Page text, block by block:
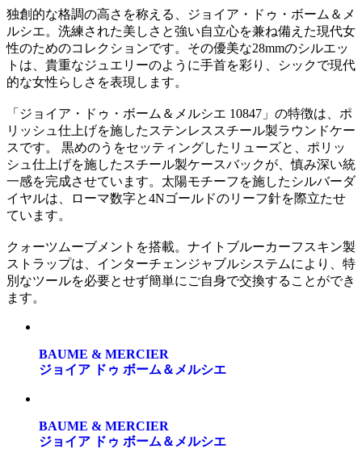
独創的な格調の高さを称える、ジョイア・ドゥ・ボーム＆メ
ルシエ。洗練された美しさと強い自立心を兼ね備えた現代女
性のためのコレクションです。その優美な28mmのシルエッ
トは、貴重なジュエリーのように手首を彩り、シックで現代
的な女性らしさを表現します。
「ジョイア・ドゥ・ボーム＆メルシエ 10847」の特徴は、ポ
リッシュ仕上げを施したステンレススチール製ラウンドケー
スです。 黒めのうをセッティングしたリューズと、ポリッ
シュ仕上げを施したスチール製ケースバックが、慎み深い統
一感を完成させています。太陽モチーフを施したシルバーダ
イヤルは、ローマ数字と4Nゴールドのリーフ針を際立たせ
ています。
クォーツムーブメントを搭載。ナイトブルーカーフスキン製
ストラップは、インターチェンジャブルシステムにより、特
別なツールを必要とせず簡単にご自身で交換することができ
ます。
BAUME & MERCIER
ジョイア ドゥ ボーム＆メルシエ
BAUME & MERCIER
ジョイア ドゥ ボーム＆メルシエ